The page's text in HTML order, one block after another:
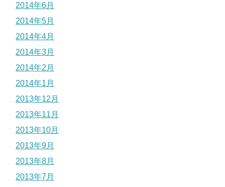
2014年6月
2014年5月
2014年4月
2014年3月
2014年2月
2014年1月
2013年12月
2013年11月
2013年10月
2013年9月
2013年8月
2013年7月